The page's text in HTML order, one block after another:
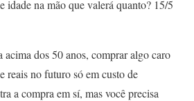
idade na mão que valerá quanto? 15/5
acima dos 50 anos, comprar algo caro
reais no futuro só em custo de
a compra em sí, mas você precisa